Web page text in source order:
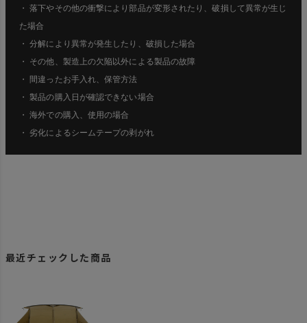
・ 落下やその他の衝撃により部品が変形されたり、破損して異常が生じ
た場合
・ 分解により異常が発生したり、破損した場合
・ その他、製造上の欠陥以外による製品の故障
・ 間違ったお手入れ、保管方法
・ 製品の購入日が確認できない場合
・ 海外での購入、使用の場合
・ 劣化によるシームテープの剥がれ
最近チェックした商品